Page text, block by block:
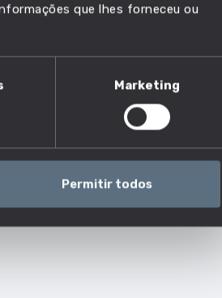
que lhes forneceu ou
Marketing
Permitir todos
te a acompanhar a evolução do
passar a ser automatizada,